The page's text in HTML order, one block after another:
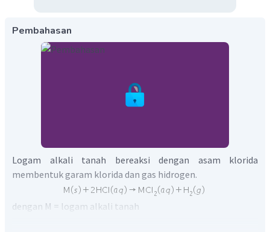
Pembahasan
Logam alkali tanah bereaksi dengan asam klorida
membentuk garam klorida dan gas hidrogen.
dengan M = logam alkali tanah